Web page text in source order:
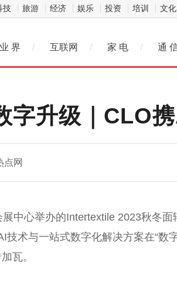
技 旅游 经济 娱乐 投资 培训 文化
业 界 / 互联网 / 家 电 / 通
字升级｜CLO
点网
中心举办的Intertextile 2023秋冬面
技术与一站式数字化解决方案在“数
瓦。